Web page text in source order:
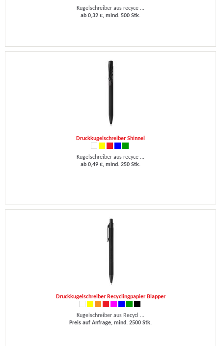
Kugelschreiber aus recyce ...
ab 0,32 €, mind. 500 Stk.
Druckkugelschreiber Shinnel
Kugelschreiber aus recyce ...
ab 0,49 €, mind. 250 Stk.
Druckkugelschreiber Recyclingpapier Blapper
Kugelschreiber aus Recycl ...
Preis auf Anfrage, mind. 2500 Stk.